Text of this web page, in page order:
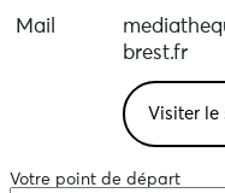
Mail
brest.fr
Visiter le
Votre point de départ